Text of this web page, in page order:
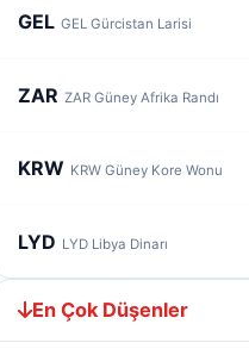
GEL GEL Gürcistan Larisi
ZAR ZAR Güney Afrika Randı
KRW KRW Güney Kore Wonu
LYD LYD Libya Dinarı
En Çok Düşenler